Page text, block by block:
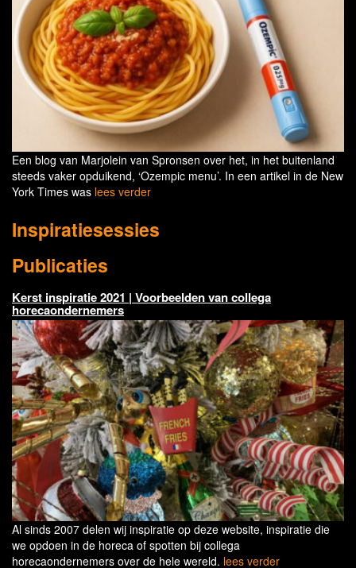
Een blog van Marjolein van Spronsen over het, in het buitenland
steeds vaker opduikend, ‘Ozempic menu’. In een artikel in de New
York Times was lees verder
Inspiratiesessies
Publicaties
Kerst inspiratie 2021 | Voorbeelden van collega
horecaondernemers
Al sinds 2007 delen wij inspiratie op deze website, inspiratie die
we opdoen in de horeca of spotten bij collega
horecaondernemers over de hele wereld. lees verder